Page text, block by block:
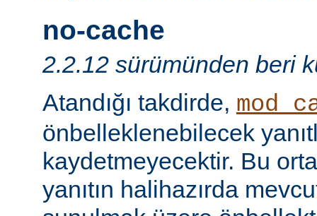
no-cache
2.2.12 sürümünden beri
Atandığı takdirde,
önbelleklenebilecek
kaydetmeyecektir. Bu
yanıtın halihazırda